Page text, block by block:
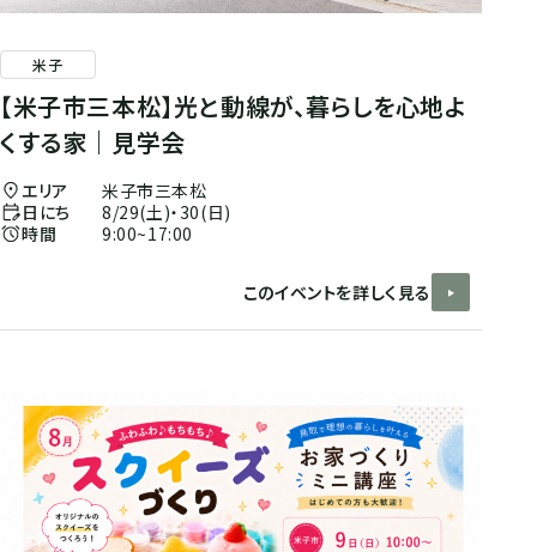
米子
【米子市三本松】光と動線が、暮らしを心地よ
くする家｜見学会
エリア
米子市三本松
日にち
8/29(土)・30(日)
時間
9:00~17:00
このイベントを詳しく見る